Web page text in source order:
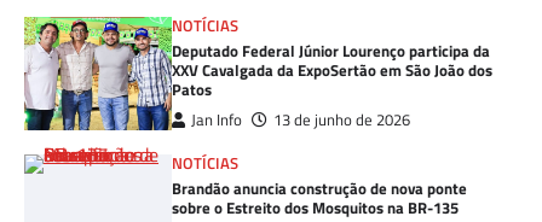
NOTÍCIAS
Deputado Federal Júnior Lourenço participa da
XXV Cavalgada da ExpoSertão em São João dos
Patos
Jan Info
13 de junho de 2026
NOTÍCIAS
Brandão anuncia construção de nova ponte
sobre o Estreito dos Mosquitos na BR-135